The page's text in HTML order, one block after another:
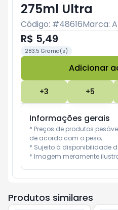
275ml Ultra
Código: #48616Marca:
R$ 5,49
283.5 Grama(s)
Adicionar
+3 +5
Informações gerais
* Preços de produtos
de acordo com o peso;
* Sujeito à disponibilidade
* Imagem meramente
Produtos similares